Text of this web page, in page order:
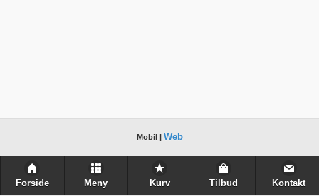
Mobil | Web
Forside Meny Kurv Tilbud Kontakt